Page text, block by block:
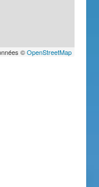
©OpenStreetMap